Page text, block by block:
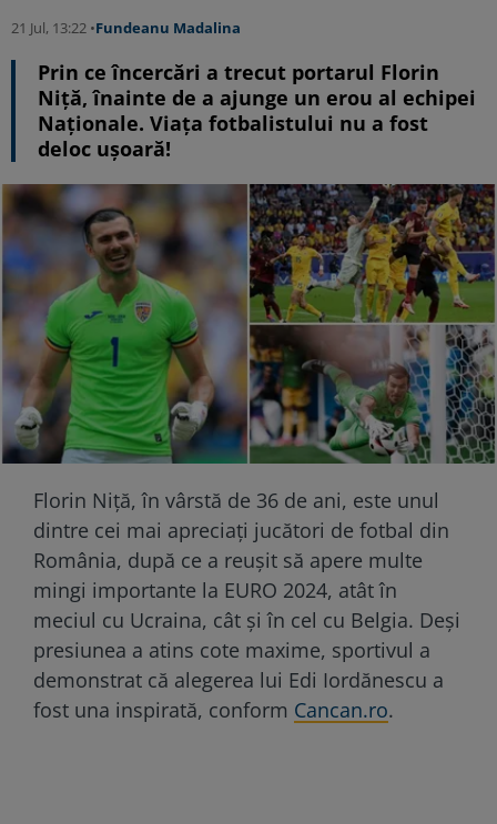
21 Jul, 13:22 •Fundeanu Madalina
Prin ce încercări a trecut portarul Florin
Niță, înainte de a ajunge un erou al echipei
Naționale. Viața fotbalistului nu a fost
deloc ușoară!
Florin Niță, în vârstă de 36 de ani, este unul
dintre cei mai apreciați jucători de fotbal din
România, după ce a reușit să apere multe
mingi importante la EURO 2024, atât în
meciul cu Ucraina, cât și în cel cu Belgia. Deși
presiunea a atins cote maxime, sportivul a
demonstrat că alegerea lui Edi Iordănescu a
fost una inspirată, conform Cancan.ro.